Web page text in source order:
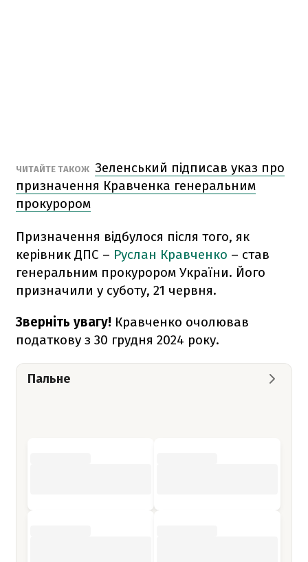
ЧИТАЙТЕ ТАКОЖ Зеленський підписав указ про
призначення Кравченка генеральним
прокурором
Призначення відбулося після того, як
керівник ДПС – Руслан Кравченко – став
генеральним прокурором України. Його
призначили у суботу, 21 червня.
Зверніть увагу! Кравченко очолював
податкову з 30 грудня 2024 року.
Пальне